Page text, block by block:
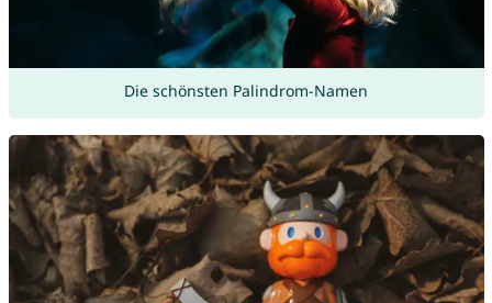
Die schönsten Palindrom-Namen